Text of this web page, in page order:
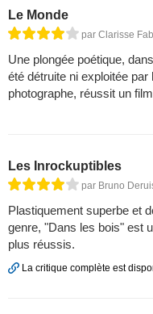
Le Monde
par Clarisse
Une plongée poétique,
été détruite ni exploitée par
photographe, réussit un
Les Inrockuptibles
par Bruno
Plastiquement superbe et
genre, "Dans les bois" est
plus réussis.
La critique complète est